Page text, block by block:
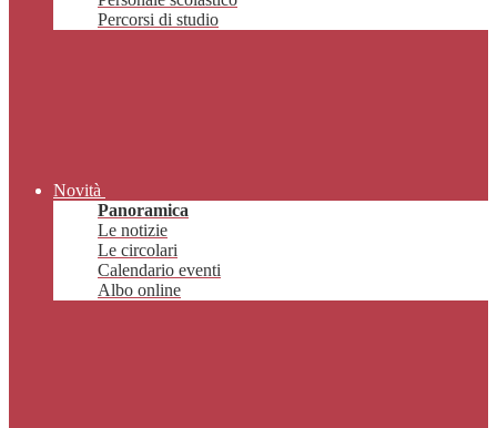
Percorsi di studio
Novità
Panoramica
Le notizie
Le circolari
Calendario eventi
Albo online